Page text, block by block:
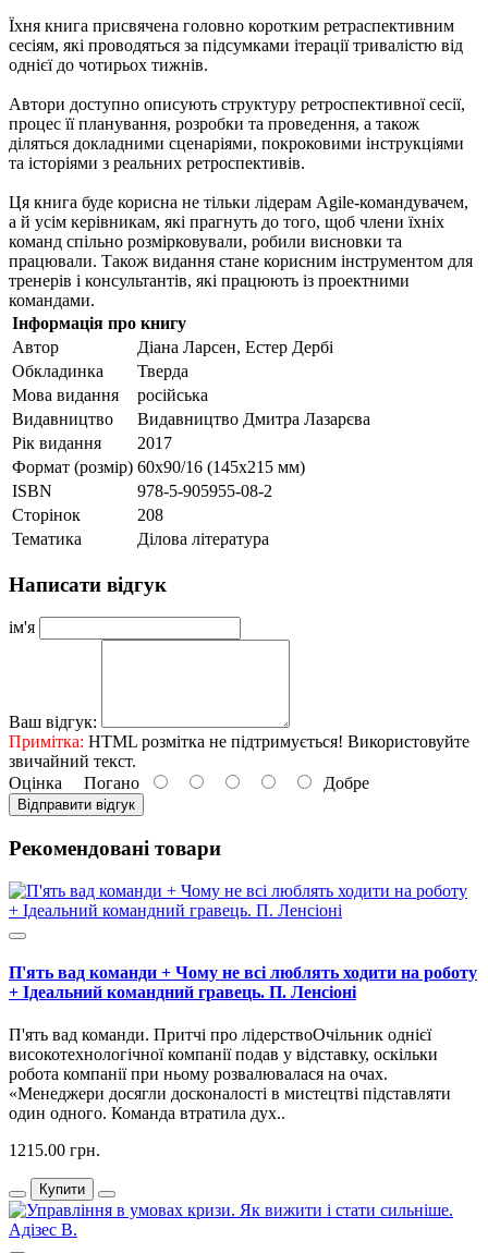
Їхня книга присвячена головно коротким ретраспективним
сесіям, які проводяться за підсумками ітерації тривалістю від
однієї до чотирьох тижнів.
Автори доступно описують структуру ретроспективної сесії,
процес її планування, розробки та проведення, а також
діляться докладними сценаріями, покроковими інструкціями
та історіями з реальних ретроспективів.
Ця книга буде корисна не тільки лідерам Agile-командувачем,
а й усім керівникам, які прагнуть до того, щоб члени їхніх
команд спільно розмірковували, робили висновки та
працювали. Також видання стане корисним інструментом для
тренерів і консультантів, які працюють із проектними
командами.
Інформація про книгу
Автор
Діана Ларсен, Естер Дербі
Обкладинка
Тверда
Мова видання
російська
Видавництво
Видавництво Дмитра Лазарєва
Рік видання
2017
Формат (розмір) 60x90/16 (145х215 мм)
ISBN
978-5-905955-08-2
Сторінок
208
Тематика
Ділова література
Написати відгук
ім'я
Ваш відгук:
Примітка: HTML розмітка не підтримується! Використовуйте
звичайний текст.
Оцінка Погано Добре
Відправити відгук
Рекомендовані товари
П'ять вад команди + Чому не всі люблять ходити на роботу
+ Ідеальний командний гравець. П. Ленсіоні
П'ять вад команди. Притчі про лідерствоОчільник однієї
високотехнологічної компанії подав у відставку, оскільки
робота компанії при ньому розвалювалася на очах.
«Менеджери досягли досконалості в мистецтві підставляти
один одного. Команда втратила дух..
1215.00 грн.
Купити